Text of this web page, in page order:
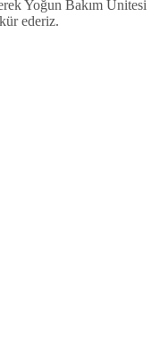
Yoğun Bakım Ünitesi
ederiz.